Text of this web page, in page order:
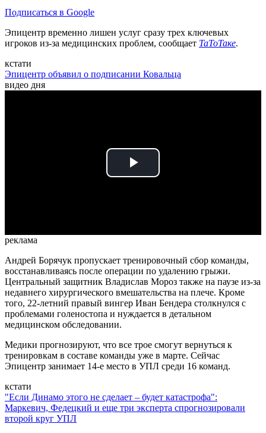
Подписаться в Google
Эпицентр временно лишен услуг сразу трех ключевых
игроков из-за медицинских проблем, сообщает ТаТоТаке.
кстати
Эпицентр объявил о подписании Ковальца
видео дня
Play
реклама
Андрей Борячук пропускает тренировочный сбор команды,
восстанавливаясь после операции по удалению грыжи.
Центральный защитник Владислав Мороз также на паузе из-за
недавнего хирургического вмешательства на плече. Кроме
того, 22-летний правый вингер Иван Бендера столкнулся с
проблемами голеностопа и нуждается в детальном
медицинском обследовании.
Медики прогнозируют, что все трое смогут вернуться к
тренировкам в составе команды уже в марте. Сейчас
Эпицентр занимает 14-е место в УПЛ среди 16 команд.
кстати
"Если Динамо этого не сделает – будет катастрофа":
Маркевич, Федецкий и еще три эксперта спрогнозировали
второй круг УПЛ